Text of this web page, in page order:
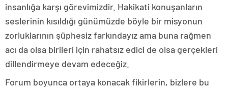
insanlığa karşı görevimizdir. Hakikati konuşanların
seslerinin kısıldığı günümüzde böyle bir misyonun
zorluklarının şüphesiz farkındayız ama buna rağmen
acı da olsa birileri için rahatsız edici de olsa gerçekleri
dillendirmeye devam edeceğiz.
Forum boyunca ortaya konacak fikirlerin, bizlere bu